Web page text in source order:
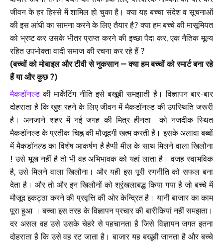
जीवन के हर हिस्से में शामिल हो चुका है। क्या यह बच्चा संदेश व सूचनाओं
की इस आंधी का सामना करने के लिए तैयार है? क्या हम बच्चे की मासूमियत
को भ्रष्ट कर उसके भीतर प्राप्त करने की इच्छा पैदा कर, एक नैतिक मूल्य
रहित उपभोक्ता वादी समाज की रचना कर रहे हैं ?
(बच्चों को मोबाइल और टीवी से नुकसान – क्या हम बच्चों को स्मार्ट बना रहे
हैं या और कुछ ?)
मैकडॉनल्ड की मार्केटिंग नीति इसे बखूबी समझाती है। विज्ञापन बार-बार
दोहराता है कि खुश रहने के लिए जीवन में मैकडॉनल्ड की उपस्थिति जरूरी
है। अनजाने शहर में नई जगह की मित्र हीनता को नजदीक स्थित
मैकडॉनल्ड के प्रतीक चिह्न की मौजूदगी खत्म करती है। इसके अलावा बब्बों
में मैकडॉनल्ड का विशेष आकर्षण है हैप्पी मील के साथ मिलने वाला खिलौना
! उसे भूख नहीं है तो भी वह अभिभावक को यहां लाता है। वजह स्वाभविक
है, उसे मिलने वाला खिलौना। और यही इस पूरी रणनीति को सफल बना
देता है। और तो और इन खिलौनों को श्रृंखलाबद्ध किया गया है जो बच्चे में
मौजूद इकट्ठा करने की प्रवृत्ति की ओर केन्द्रित है। यानी बाजार का काम
पूरा हुआ । बच्चा इस तरह के विज्ञापन प्रचार की बारीकियां नहीं समझता।
दर असल वह उसे उसके चेहरे से पहचानता है जिसे विज्ञापन जगत इतना
दोहराता है कि उसे वह रट जाता है। बाजार यह बखूबी जानता है और बच्चे